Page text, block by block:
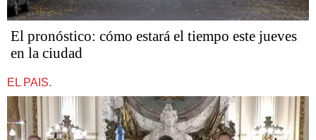
El pronóstico: cómo estará el tiempo este jueves
en la ciudad
EL PAIS.